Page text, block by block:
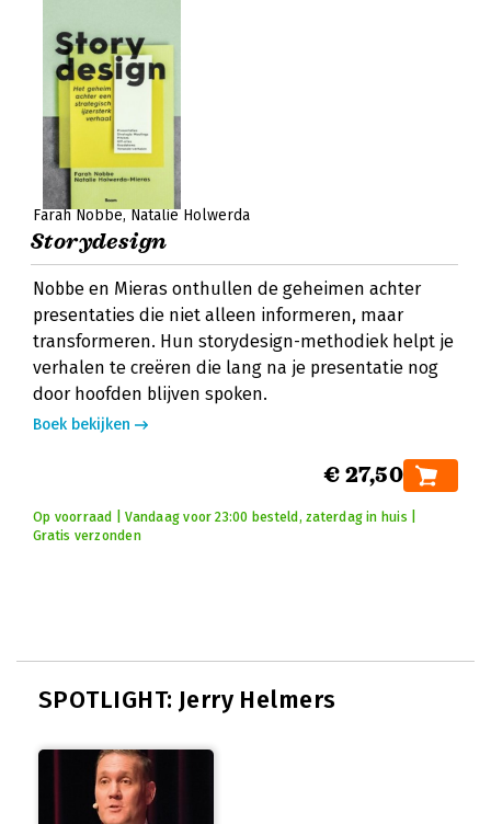
Farah Nobbe Natalie Holwerda
Storydesign
Nobbe en Mieras onthullen de geheimen achter
presentaties die niet alleen informeren, maar
transformeren. Hun storydesign-methodiek helpt je
verhalen te creëren die lang na je presentatie nog
door hoofden blijven spoken.
Boek bekijken
€ 27,50
Op voorraad | Vandaag voor 23:00 besteld, zaterdag in huis |
Gratis verzonden
SPOTLIGHT: Jerry Helmers